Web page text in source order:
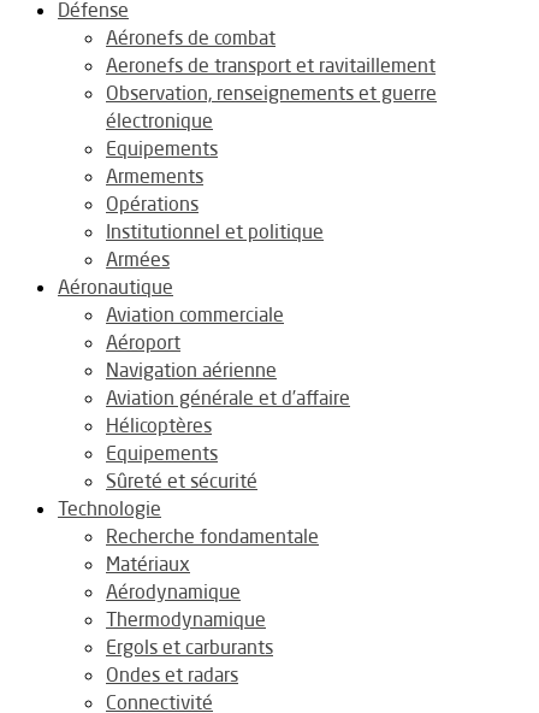
Défense
Aéronefs de combat
Aeronefs de transport et ravitaillement
Observation, renseignements et guerre
électronique
Equipements
Armements
Opérations
Institutionnel et politique
Armées
Aéronautique
Aviation commerciale
Aéroport
Navigation aérienne
Aviation générale et d’affaire
Hélicoptères
Equipements
Sûreté et sécurité
Technologie
Recherche fondamentale
Matériaux
Aérodynamique
Thermodynamique
Ergols et carburants
Ondes et radars
Connectivité